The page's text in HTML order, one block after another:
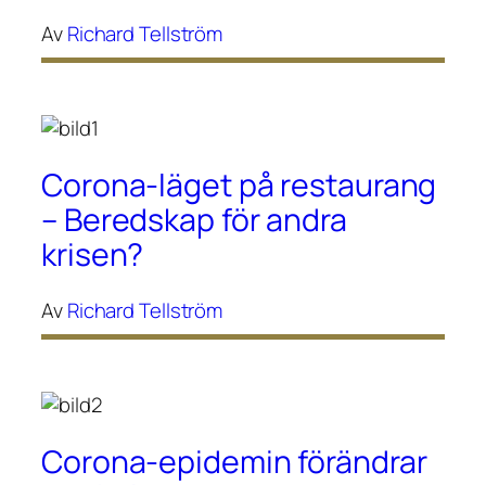
AvRichard Tellström
Corona-läget på restaurang
– Beredskap för andra
krisen?
AvRichard Tellström
Corona-epidemin förändrar